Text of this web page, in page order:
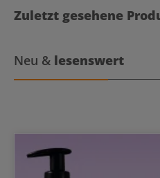
Zuletzt gesehene
Neu & lesenswert